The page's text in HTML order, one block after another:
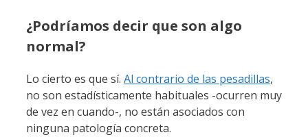
¿Podríamos decir que son algo
normal?
Lo cierto es que sí. Al contrario de las pesadillas,
no son estadísticamente habituales -ocurren muy
de vez en cuando-, no están asociados con
ninguna patología concreta.